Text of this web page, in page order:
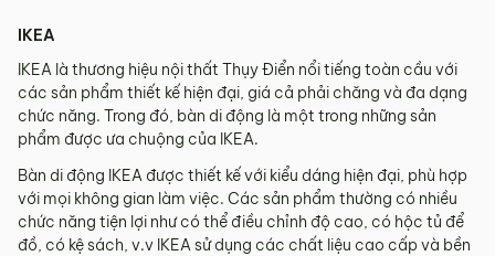
IKEA
IKEA là thương hiệu nội thất Thụy Điển nổi tiếng toàn cầu với
các sản phẩm thiết kế hiện đại, giá cả phải chăng và đa dạng
chức năng. Trong đó, bàn di động là một trong những sản
phẩm được ưa chuộng của IKEA.
Bàn di động IKEA được thiết kế với kiểu dáng hiện đại, phù hợp
với mọi không gian làm việc. Các sản phẩm thường có nhiều
chức năng tiện lợi như có thể điều chỉnh độ cao, có hộc tủ để
đồ, có kệ sách, v.v IKEA sử dụng các chất liệu cao cấp và bền